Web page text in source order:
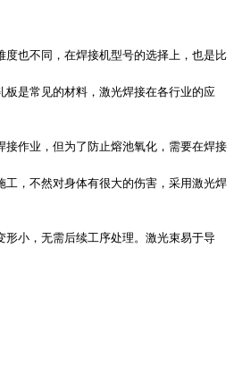
也不同，在焊接机型号的选择上，也是比
是常见的材料，激光焊接在各行业的应
作业，但为了防止熔池氧化，需要在焊接
，不然对身体有很大的伤害，采用激光焊
小，无需后续工序处理。激光束易于导